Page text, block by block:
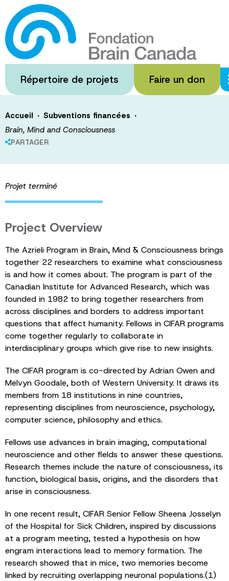
Passer
au
contenu
principal
Répertoire de projets Faire un don
Brain, Mind and
Consciousness
Accueil · Subventions financées ·
Brain, Mind and Consciousness
PARTAGER
Projet terminé
Project Overview
The Azrieli Program in Brain, Mind & Consciousness brings
together 22 researchers to examine what consciousness
is and how it comes about. The program is part of the
Canadian Institute for Advanced Research, which was
founded in 1982 to bring together researchers from
across disciplines and borders to address important
questions that affect humanity. Fellows in CIFAR programs
come together regularly to collaborate in
interdisciplinary groups which give rise to new insights.
The CIFAR program is co-directed by Adrian Owen and
Melvyn Goodale, both of Western University. It draws its
members from 18 institutions in nine countries,
representing disciplines from neuroscience, psychology,
computer science, philosophy and ethics.
Fellows use advances in brain imaging, computational
neuroscience and other fields to answer these questions.
Research themes include the nature of consciousness, its
function, biological basis, origins, and the disorders that
arise in consciousness.
In one recent result, CIFAR Senior Fellow Sheena Josselyn
of the Hospital for Sick Children, inspired by discussions
at a program meeting, tested a hypothesis on how
engram interactions lead to memory formation. The
research showed that in mice, two memories become
linked by recruiting overlapping neuronal populations.(1)